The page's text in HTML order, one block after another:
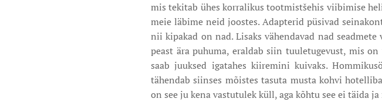
mis tekitab ühes korralikus tootmistšehis viibimise
meie läbime neid joostes. Adapterid püsivad
nii kipakad on nad. Lisaks vähendavad nad
peast ära puhuma, eraldab siin tuuletugevust, mis
saab juuksed igatahes kiiremini kuivaks.
tähendab siinses mõistes tasuta musta kohvi
on see ju kena vastutulek küll, aga kõhtu see ei täida